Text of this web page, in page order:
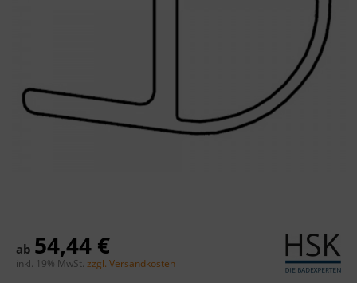
ab 54,44 €
inkl. 19% MwSt. zzgl. Versandkosten